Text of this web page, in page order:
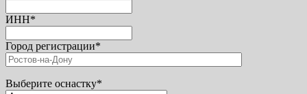
ИНН*
Город регистрации*
Выберите оснастку*